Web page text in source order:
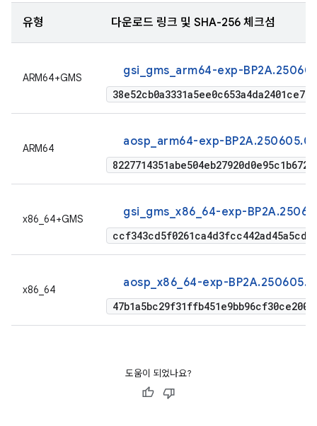
유형 다운로드 링크 및 SHA-256 체크섬
ARM64+GMS gsi_gms_arm64-exp-
ARM64 aosp_arm64-exp-
x86_64+GMS gsi_gms_x86_64-exp-
x86_64 aosp_x86_64-exp-
도움이 되었나요?